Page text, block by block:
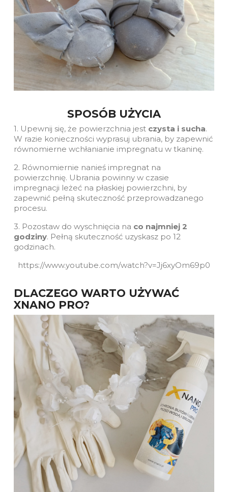
SPOSÓB UŻYCIA
1. Upewnij się, że powierzchnia jest czysta i sucha.
W razie konieczności wyprasuj ubrania, by zapewnić
równomierne wchłanianie impregnatu w tkaninę.
2. Równomiernie nanieś impregnat na
powierzchnię. Ubrania powinny w czasie
impregnacji leżeć na płaskiej powierzchni, by
zapewnić pełną skuteczność przeprowadzanego
procesu.
3. Pozostaw do wyschnięcia na co najmniej 2
godziny. Pełną skuteczność uzyskasz po 12
godzinach.
https://www.youtube.com/watch?v=Jj6xyOm69p0
DLACZEGO WARTO UŻYWAĆ
XNANO PRO?